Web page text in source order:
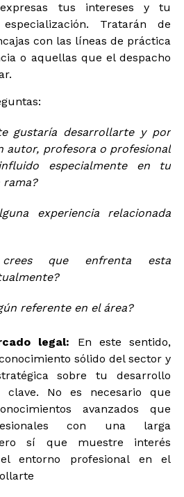
tus intereses y tu
Tratarán de
con las líneas de práctica
o aquellas que el despacho
gustaría desarrollarte y por
autor, profesora o profesional
especialmente en tu
experiencia relacionada
que enfrenta esta
referente en el área?
legal: En este sentido,
sólido del sector y
sobre tu desarrollo
clave. No es necesario que
avanzados que
con una larga
sí que muestre interés
entorno profesional en el